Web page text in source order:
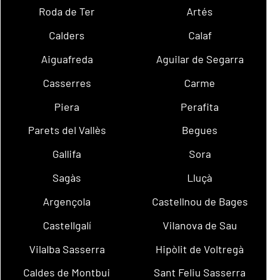
Roda de Ter
Artés
Calders
Calaf
Aiguafreda
Aguilar de Segarra
Casserres
Carme
Piera
Perafita
Parets del Vallès
Begues
Gallifa
Sora
Sagàs
Lluçà
Argençola
Castellnou de Bages
Castellgalí
Vilanova de Sau
Vilalba Sasserra
Hipòlit de Voltregà
Caldes de Montbui
Sant Feliu Sasserra